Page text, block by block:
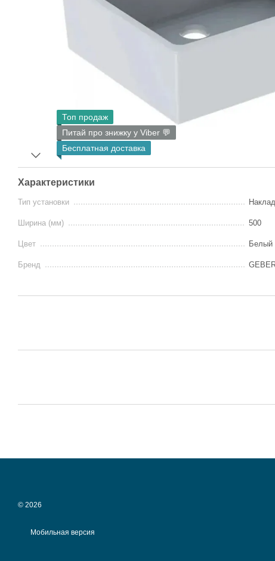
Топ продаж
Питай про знижку у Viber 💬
Бесплатная доставка
Характеристики
Тип установки
Ширина (мм) 500
Цвет Белый
Бренд
© 2026
Мобильная версия